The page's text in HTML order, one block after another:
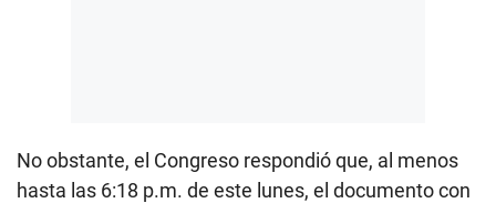
No obstante, el Congreso respondió que, al menos
hasta las 6:18 p.m. de este lunes, el documento con